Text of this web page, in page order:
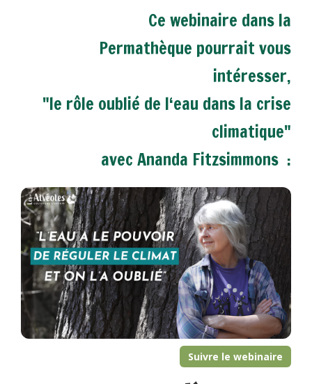
Ce webinaire dans la
Permathèque pourrait vous
intéresser,
"le rôle oublié de l‘eau dans la crise
climatique"
avec Ananda Fitzsimmons :
Suivre le webinaire